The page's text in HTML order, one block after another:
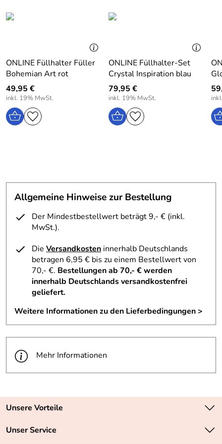
ONLINE Füllhalter Füller
Bohemian Art rot
49,95 €
inkl. 19% MwSt.
ONLINE Füllhalter-Set
Crystal Inspiration blau
79,95 €
inkl. 19% MwSt.
Allgemeine Hinweise zur Bestellung
Der Mindestbestellwert beträgt 9,- € (inkl.
MwSt.).
Die Versandkosten innerhalb Deutschlands
betragen 6,95 € bis zu einem Bestellwert von
70,- €. Bestellungen ab 70,- € werden
innerhalb Deutschlands versandkostenfrei
geliefert.
Weitere Informationen zu den Lieferbedingungen >
Mehr Informationen
Unsere Vorteile
Zahlungsarten: Vorkasse, PayPal, PayPal Express
Unser Service